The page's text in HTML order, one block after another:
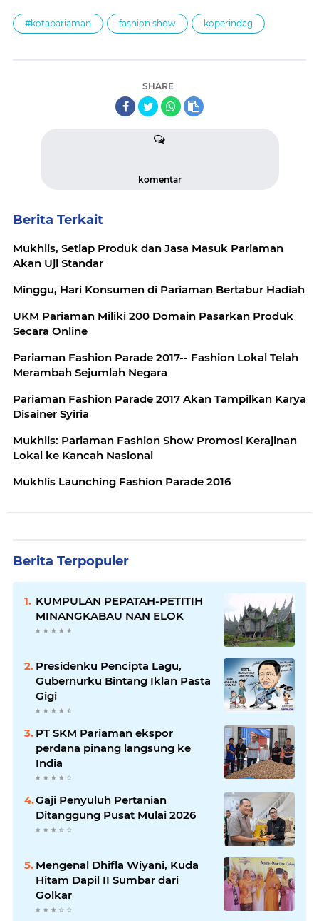
#kotapariaman fashion show koperindag
SHARE
komentar
Berita Terkait
Mukhlis, Setiap Produk dan Jasa Masuk Pariaman
Akan Uji Standar
Minggu, Hari Konsumen di Pariaman Bertabur Hadiah
UKM Pariaman Miliki 200 Domain Pasarkan Produk
Secara Online
Pariaman Fashion Parade 2017-- Fashion Lokal Telah
Merambah Sejumlah Negara
Pariaman Fashion Parade 2017 Akan Tampilkan Karya
Disainer Syiria
Mukhlis: Pariaman Fashion Show Promosi Kerajinan
Lokal ke Kancah Nasional
Mukhlis Launching Fashion Parade 2016
Berita Terpopuler
KUMPULAN PEPATAH-PETITIH
MINANGKABAU NAN ELOK
Presidenku Pencipta Lagu,
Gubernurku Bintang Iklan Pasta
Gigi
PT SKM Pariaman ekspor
perdana pinang langsung ke
India
Gaji Penyuluh Pertanian
Ditanggung Pusat Mulai 2026
Mengenal Dhifla Wiyani, Kuda
Hitam Dapil II Sumbar dari
Golkar